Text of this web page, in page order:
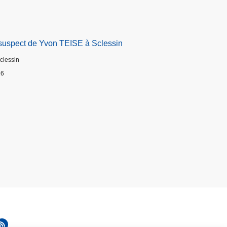
de Yvon TEISE à Sclessin